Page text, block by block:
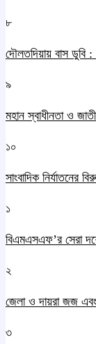
৮
দৌলতদিয়ায় বাস
৯
মহান স্বাধীনতা ও
১০
সাংবাদিক
১
বিএমএসএফ’র সেরা
২
জেলা ও দায়রা জজ এবং
৩